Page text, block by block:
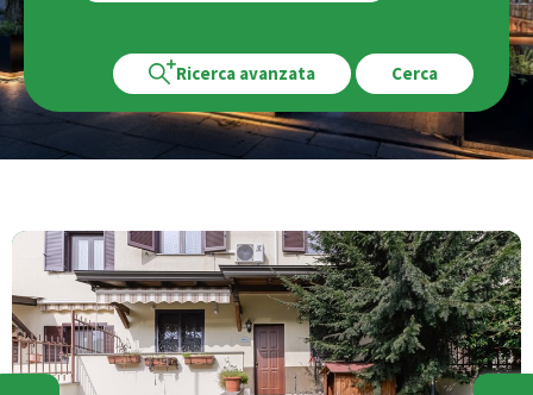
Ricerca avanzata Cerca